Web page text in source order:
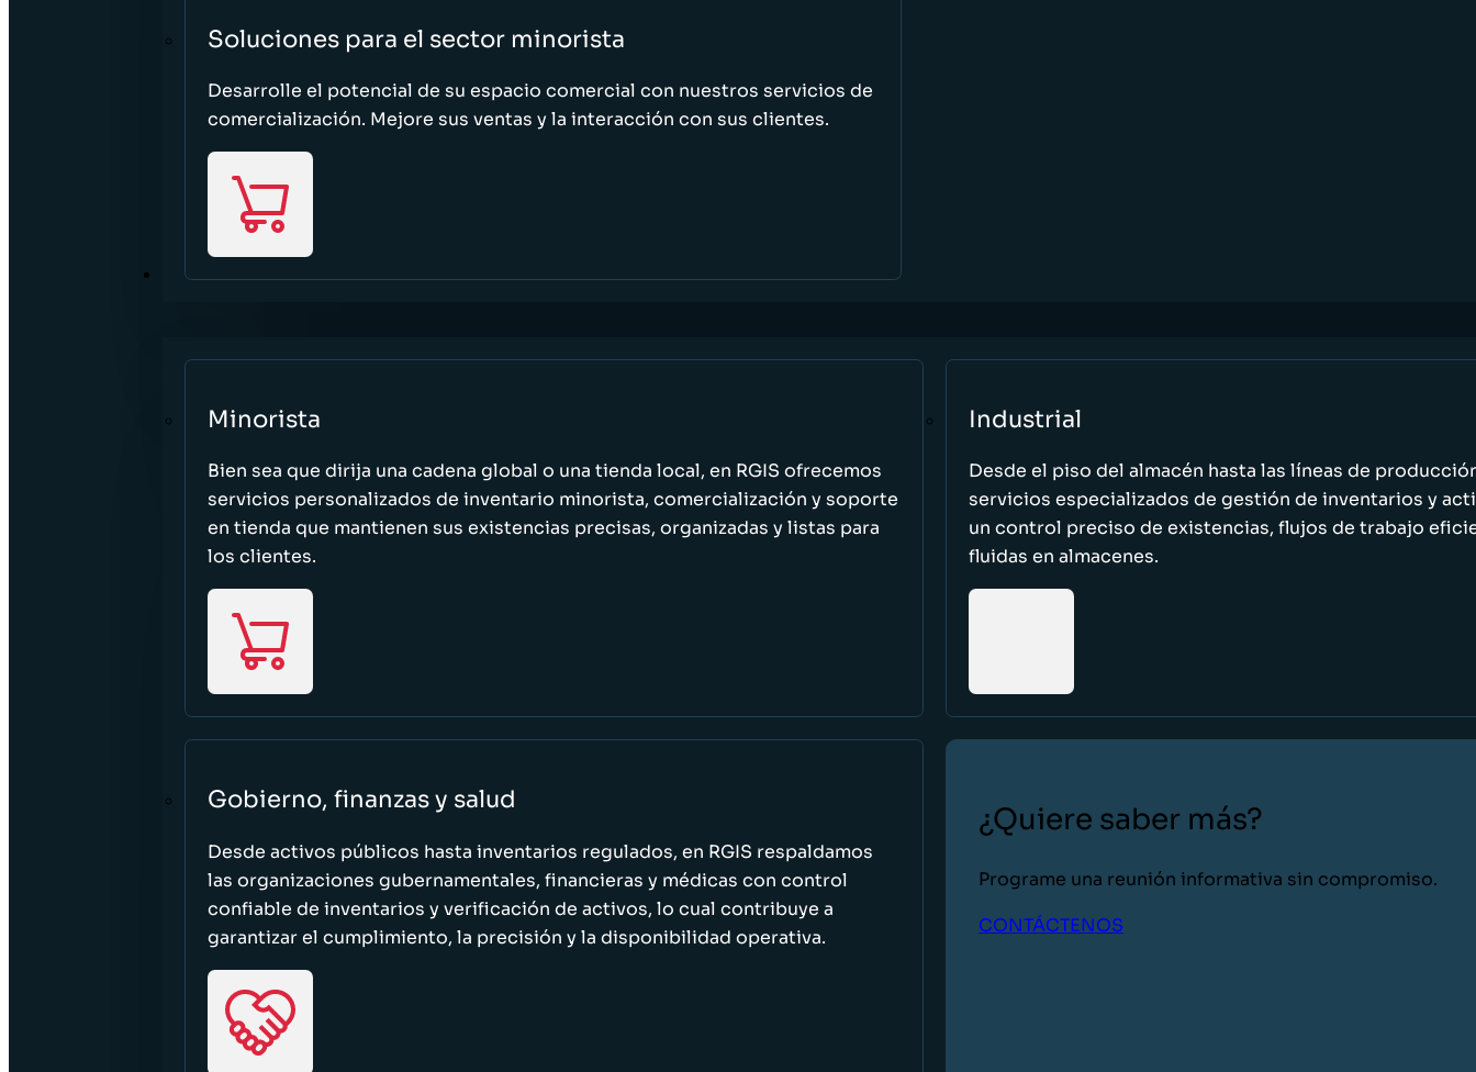
Soluciones para el sector minorista
Desarrolle el potencial de su espacio comercial con nuestros servicios de
comercialización. Mejore sus ventas y la interacción con sus clientes.
SECTORES
Minorista
Bien sea que dirija una cadena global o una tienda local, en RGIS ofrecemos
servicios personalizados de inventario minorista, comercialización y soporte
en tienda que mantienen sus existencias precisas, organizadas y listas para
los clientes.
Industrial
Desde el piso del almacén hasta las líneas de
servicios especializados de gestión de inventarios y
un control preciso de existencias, flujos de trabajo
fluidas en almacenes.
Gobierno, finanzas y salud
Desde activos públicos hasta inventarios regulados, en RGIS respaldamos
las organizaciones gubernamentales, financieras y médicas con control
confiable de inventarios y verificación de activos, lo cual contribuye a
garantizar el cumplimiento, la precisión y la disponibilidad operativa.
¿Quiere saber más?
Programe una reunión informativa sin compromiso.
CONTÁCTENOS